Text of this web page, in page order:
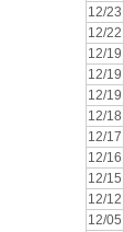
12/23
12/22
12/19
12/19
12/19
12/18
12/17
12/16
12/15
12/12
12/05